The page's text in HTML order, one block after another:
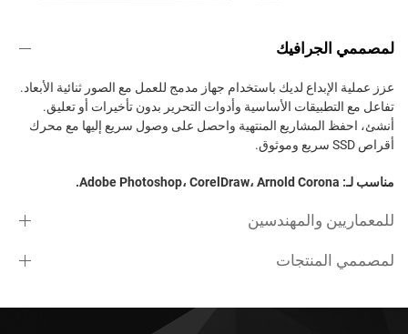
لمصممي الجرافيك
عزز عملية الإبداع لديك باستخدام جهاز مدمج للعمل مع الصور ثنائية الأبعاد.
تفاعل مع التطبيقات الأساسية وأدوات التحرير بدون تأخيرات أو تعليق.
أنشئ، احفظ المشاريع المنتهية واحصل على وصول سريع إليها مع محرك
أقراص SSD سريع وموثوق.
مناسب لـ: Adobe Photoshop، CorelDraw، Arnold Corona.
للمعماريين والمهندسين
لمصممي المنتجات